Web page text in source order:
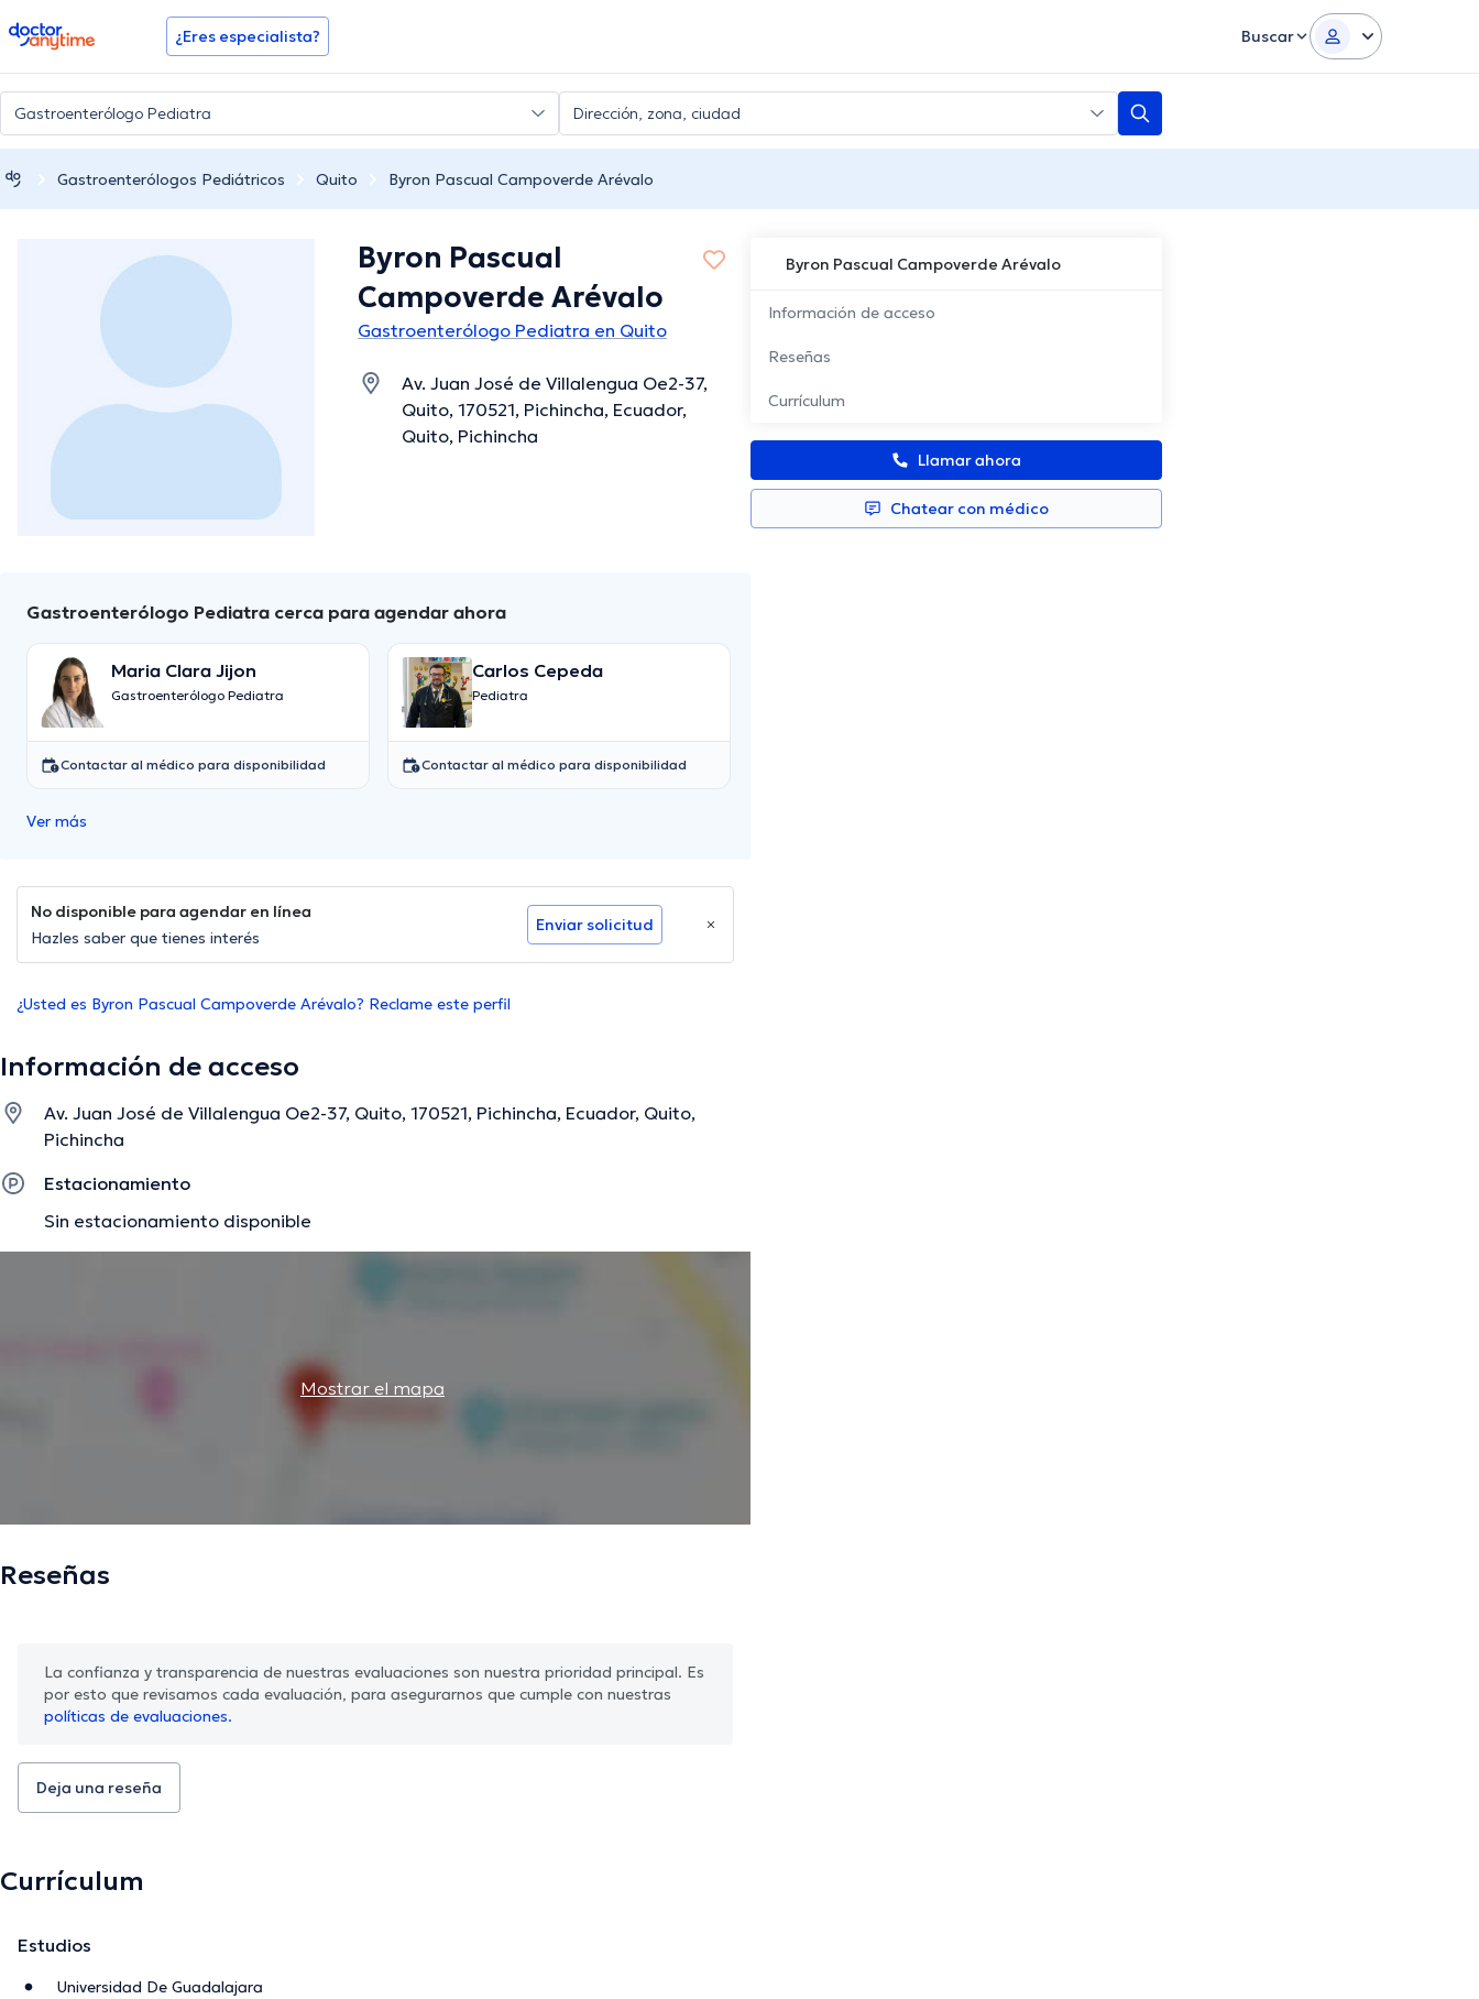
doctoranytime ¿Eres especialista? Buscar
Gastroenterólogos Pediátricos Quito Byron Pascual Campoverde Arévalo
Byron Pascual Campoverde Arévalo
Información de acceso
Reseñas
Currículum
Llamar ahora
Chatear con médico
Byron Pascual
Campoverde Arévalo
Gastroenterólogo Pediatra en Quito
Av. Juan José de Villalengua Oe2-37,
Quito, 170521, Pichincha, Ecuador,
Quito, Pichincha
Gastroenterólogo Pediatra cerca para agendar ahora
Maria Clara Jijon
Gastroenterólogo Pediatra
Contactar al médico para disponibilidad
Carlos Cepeda
Pediatra
Contactar al médico para disponibilidad
Ver más
No disponible para agendar en línea
Hazles saber que tienes interés
Enviar solicitud
¿Usted es Byron Pascual Campoverde Arévalo? Reclame este perfil
Información de acceso
Av. Juan José de Villalengua Oe2-37, Quito, 170521, Pichincha, Ecuador, Quito,
Pichincha
Estacionamiento
Sin estacionamiento disponible
Mostrar el mapa
Reseñas
La confianza y transparencia de nuestras evaluaciones son nuestra prioridad principal. Es
por esto que revisamos cada evaluación, para asegurarnos que cumple con nuestras
políticas de evaluaciones.
Deja una reseña
Currículum
Estudios
Universidad De Guadalajara